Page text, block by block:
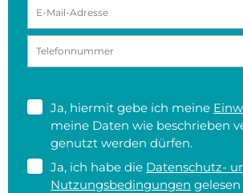
Ja, hiermit gebe ich meine
meine Daten wie beschrieben
genutzt werden dürfen.
Ja, ich habe die Datenschutz-
Nutzungsbedingungen